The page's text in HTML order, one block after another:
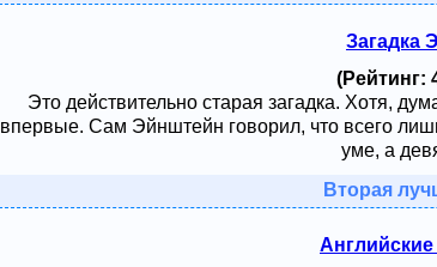
Загадка
(Рейтинг:
Это действительно старая загадка. Хотя,
впервые. Сам Эйнштейн говорил, что всего
уме, а
Вторая